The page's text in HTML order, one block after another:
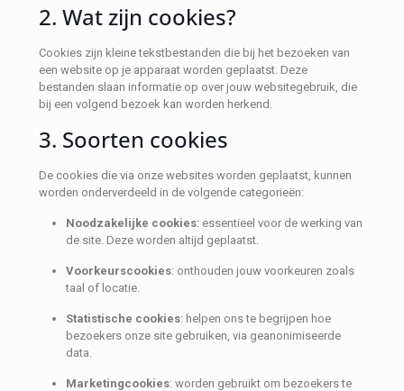
2. Wat zijn cookies?
Cookies zijn kleine tekstbestanden die bij het bezoeken van
een website op je apparaat worden geplaatst. Deze
bestanden slaan informatie op over jouw websitegebruik, die
bij een volgend bezoek kan worden herkend.
3. Soorten cookies
De cookies die via onze websites worden geplaatst, kunnen
worden onderverdeeld in de volgende categorieën:
Noodzakelijke cookies: essentieel voor de werking van
de site. Deze worden altijd geplaatst.
Voorkeurscookies: onthouden jouw voorkeuren zoals
taal of locatie.
Statistische cookies: helpen ons te begrijpen hoe
bezoekers onze site gebruiken, via geanonimiseerde
data.
Marketingcookies: worden gebruikt om bezoekers te